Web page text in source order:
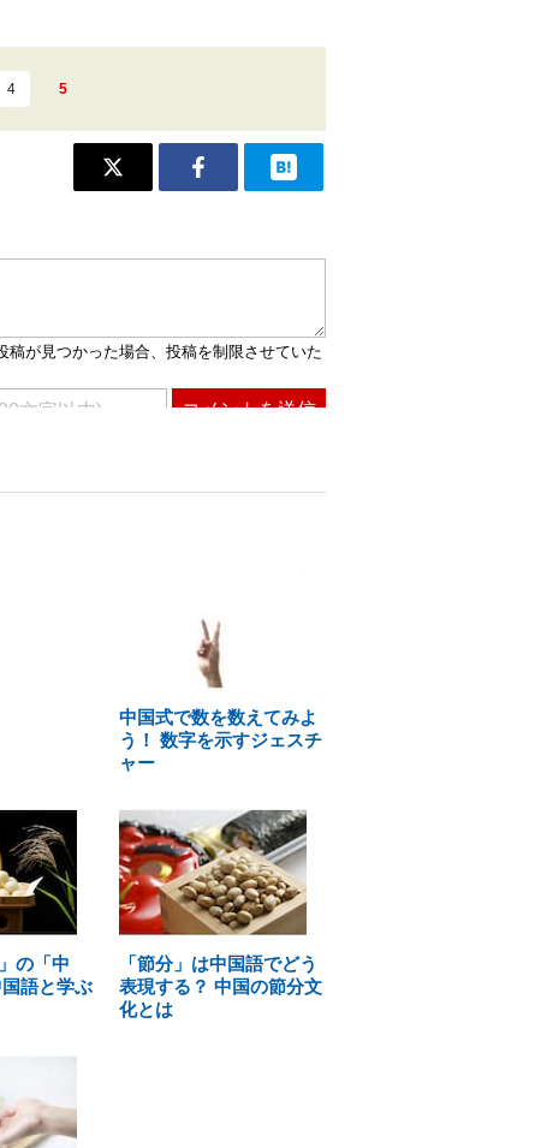
4 5
中国式で数を数えてみよ
う！ 数字を示すジェスチ
ャー
の「中
語と学ぶ
「節分」は中国語でどう
表現する？ 中国の節分文
化とは